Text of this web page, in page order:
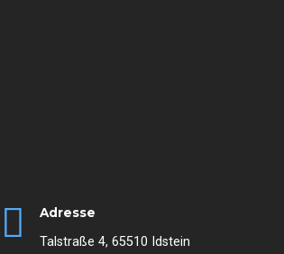
Adresse
Talstraße 4, 65510 Idstein